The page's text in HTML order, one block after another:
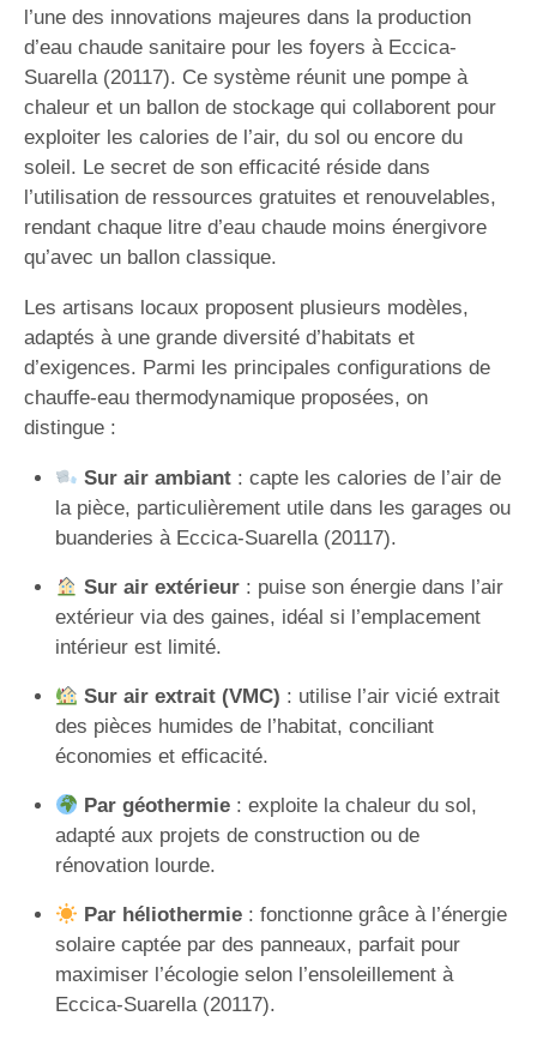
l’une des innovations majeures dans la production
d’eau chaude sanitaire pour les foyers à Eccica-
Suarella (20117). Ce système réunit une pompe à
chaleur et un ballon de stockage qui collaborent pour
exploiter les calories de l’air, du sol ou encore du
soleil. Le secret de son efficacité réside dans
l’utilisation de ressources gratuites et renouvelables,
rendant chaque litre d’eau chaude moins énergivore
qu’avec un ballon classique.
Les artisans locaux proposent plusieurs modèles,
adaptés à une grande diversité d’habitats et
d’exigences. Parmi les principales configurations de
chauffe-eau thermodynamique proposées, on
distingue :
Sur air ambiant: capte les calories de l’air de
la pièce, particulièrement utile dans les garages ou
buanderies à Eccica-Suarella (20117).
Sur air extérieur: puise son énergie dans l’air
extérieur via des gaines, idéal si l’emplacement
intérieur est limité.
Sur air extrait (VMC) : utilise l’air vicié extrait
des pièces humides de l’habitat, conciliant
économies et efficacité.
Par géothermie: exploite la chaleur du sol,
adapté aux projets de construction ou de
rénovation lourde.
Par héliothermie: fonctionne grâce à l’énergie
solaire captée par des panneaux, parfait pour
maximiser l’écologie selon l’ensoleillement à
Eccica-Suarella (20117).